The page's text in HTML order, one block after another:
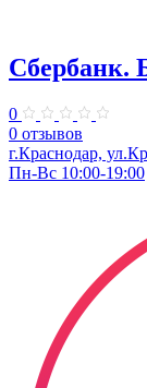
Сбербанк.
0
0 отзывов
г.Краснодар,
Пн-Вс 10:00-19:00